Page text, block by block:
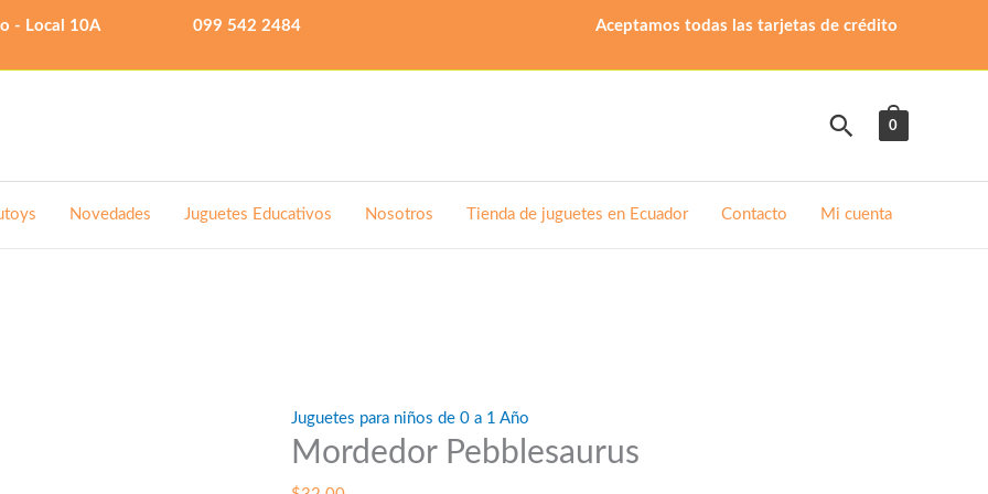
- Local 10A 099 542 2484 Aceptamos todas las tarjetas de crédito
Buscar
0
Novedades Juguetes Educativos Nosotros Tienda de juguetes en Ecuador Contacto Mi cuenta
Juguetes para niños de 0 a 1 Año
Mordedor Pebblesaurus